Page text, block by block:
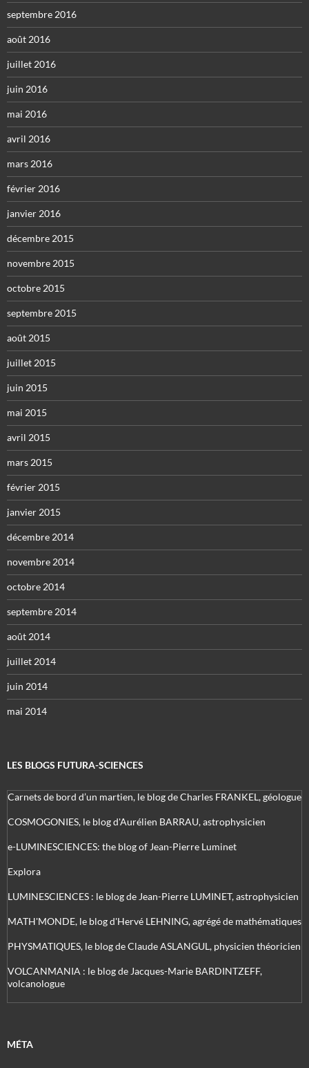
septembre 2016
août 2016
juillet 2016
juin 2016
mai 2016
avril 2016
mars 2016
février 2016
janvier 2016
décembre 2015
novembre 2015
octobre 2015
septembre 2015
août 2015
juillet 2015
juin 2015
mai 2015
avril 2015
mars 2015
février 2015
janvier 2015
décembre 2014
novembre 2014
octobre 2014
septembre 2014
août 2014
juillet 2014
juin 2014
mai 2014
LES BLOGS FUTURA-SCIENCES
Carnets de bord d’un martien, le blog de Charles FRANKEL, géologue
COSMOGONIES, le blog d'Aurélien BARRAU, astrophysicien
e-LUMINESCIENCES: the blog of Jean-Pierre Luminet
Explora
LUMINESCIENCES : le blog de Jean-Pierre LUMINET, astrophysicien
MATH'MONDE, le blog d'Hervé LEHNING, agrégé de mathématiques
PHYSMATIQUES, le blog de Claude ASLANGUL, physicien théoricien
VOLCANMANIA : le blog de Jacques-Marie BARDINTZEFF,
volcanologue
MÉTA